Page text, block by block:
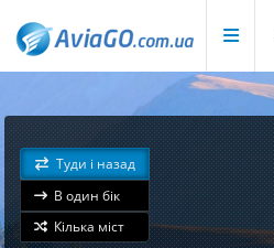
Туди і назад
В один бік
Кілька міст